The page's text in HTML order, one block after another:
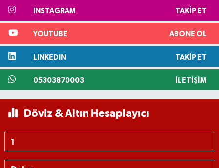
INSTAGRAM TAKIP ET
YOUTUBE ABONE OL
LINKEDIN TAKIP ET
05303870003 İLETIŞIM
Döviz & Altın Hesaplayıcı